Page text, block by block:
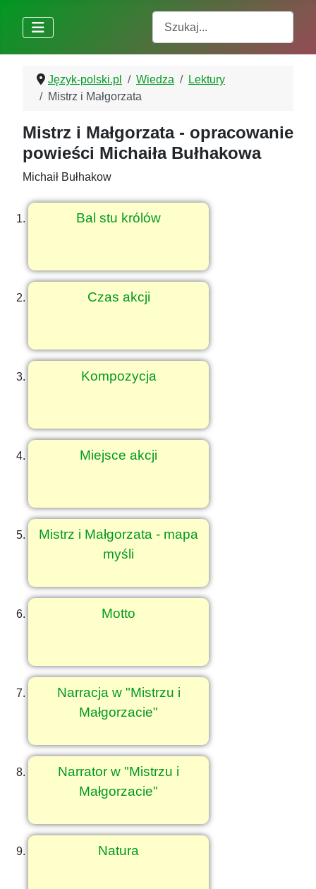
Język-polski.pl Wiedza
Lektury
Mistrz i Małgorzata
Mistrz i Małgorzata - opracowanie
powieści Michaiła Bułhakowa
Michaił Bułhakow
Bal stu królów
Czas akcji
Kompozycja
Miejsce akcji
Mistrz i Małgorzata - mapa
myśli
Motto
Narracja w "Mistrzu i
Małgorzacie"
Narrator w "Mistrzu i
Małgorzacie"
Natura